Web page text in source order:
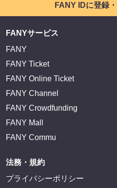
FANY IDに登録
FANYサービス
FANY
FANY Ticket
FANY Online Ticket
FANY Channel
FANY Crowdfunding
FANY Mall
FANY Commu
法務・規約
プライバシーポリシー